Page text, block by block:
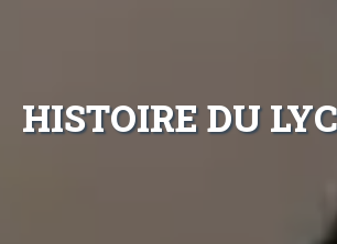
HISTOIRE DU